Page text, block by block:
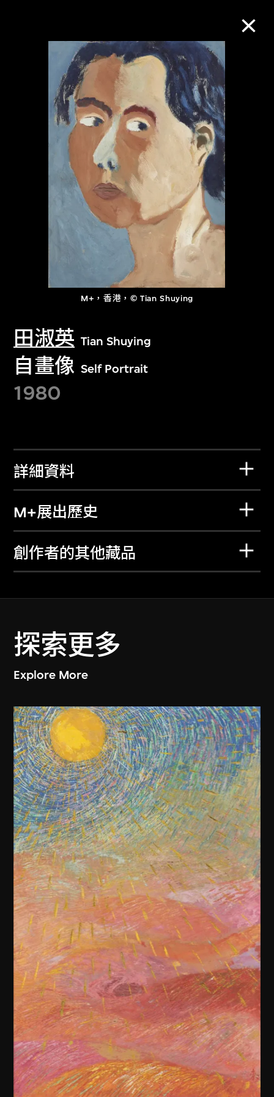
M+，香港，© Tian Shuying
田淑英 Tian Shuying
自畫像 Self Portrait
1980
詳細資料
M+展出歷史
創作者的其他藏品
探索更多
Explore More
M+藏品
進一步篩選
關於M+藏品
探索世界頂級的二十及二十一世紀視覺
文化藏品。